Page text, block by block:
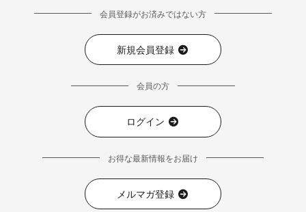
会員登録がお済みではない方
新規会員登録
会員の方
ログイン
お得な最新情報をお届け
メルマガ登録